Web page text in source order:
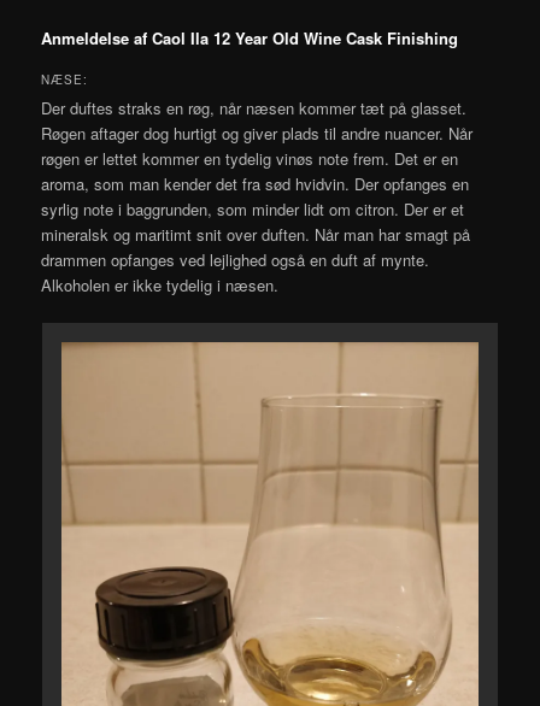
Anmeldelse af Caol Ila 12 Year Old Wine Cask Finishing
NÆSE:
Der duftes straks en røg, når næsen kommer tæt på glasset.
Røgen aftager dog hurtigt og giver plads til andre nuancer. Når
røgen er lettet kommer en tydelig vinøs note frem. Det er en
aroma, som man kender det fra sød hvidvin. Der opfanges en
syrlig note i baggrunden, som minder lidt om citron. Der er et
mineralsk og maritimt snit over duften. Når man har smagt på
drammen opfanges ved lejlighed også en duft af mynte.
Alkoholen er ikke tydelig i næsen.